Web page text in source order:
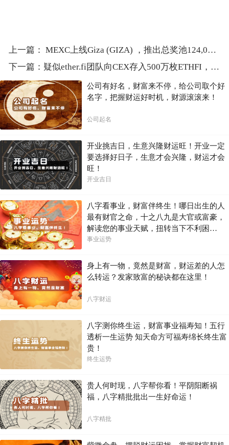
上一篇： MEXC上线Giza (GIZA) ，推出总奖池124,000 USDT的Airdrop+活动
下一篇： 疑似ether.fi团队向CEX存入500万枚ETHFI，约合620万美元
公司有好名，财富来不停，给公司取个好
名字，把握财运好时机，财源滚滚来！
公司起名
开业挑吉日，生意兴隆财运旺！开业一定
要选择好日子，生意才会兴隆，财运才会
旺！
开业吉日
八字看事业，财富伴终生！哪日出生的人
最有财官之命，十之八九是大官或富豪，
解读您的事业天赋，扭转当下不利困
局！！
事业运势
身上有一物，竟然是财富，财运差的人怎
么转运？发家致富的秘诀都在这里！
八字财运
八字测你终生运，财富事业福寿知！五行
透析一生运势 知天命方可福寿绵长终生富
贵！
终生运势
贵人何时现，八字帮你看！平阴阳断祸
福，八字精批批出一生好命运！
八字精批